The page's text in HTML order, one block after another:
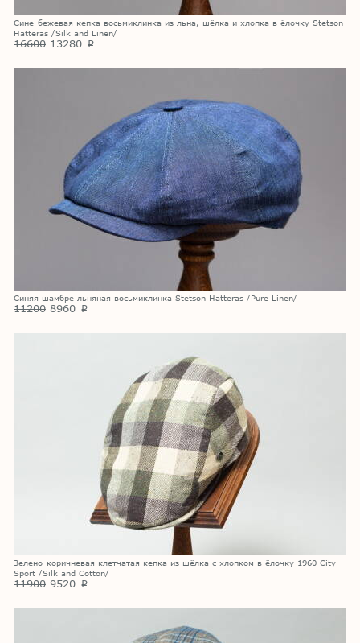
Сине-бежевая кепка восьмиклинка из льна, шёлка и хлопка в ёлочку Stetson
Hatteras /Silk and Linen/
16600 13280 p
Синяя шамбре льняная восьмиклинка Stetson Hatteras /Pure Linen/
11200 8960 p
Зелено-коричневая клетчатая кепка из шёлка с хлопком в ёлочку 1960 City
Sport /Silk and Cotton/
11900 9520 p